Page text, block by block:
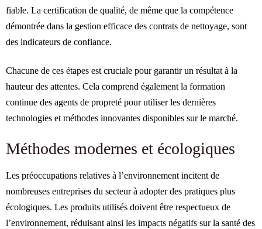
fiable. La certification de qualité, de même que la compétence
démontrée dans la gestion efficace des contrats de nettoyage, sont
des indicateurs de confiance.
Chacune de ces étapes est cruciale pour garantir un résultat à la
hauteur des attentes. Cela comprend également la formation
continue des agents de propreté pour utiliser les dernières
technologies et méthodes innovantes disponibles sur le marché.
Méthodes modernes et écologiques
Les préoccupations relatives à l’environnement incitent de
nombreuses entreprises du secteur à adopter des pratiques plus
écologiques. Les produits utilisés doivent être respectueux de
l’environnement, réduisant ainsi les impacts négatifs sur la santé des